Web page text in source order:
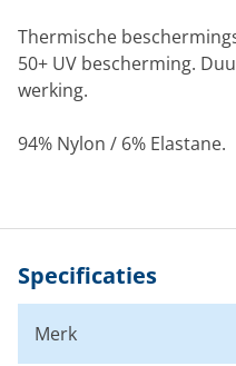
Thermische
50+ UV bescherming.
werking.
94% Nylon / 6% Elastane.
Specificaties
Merk